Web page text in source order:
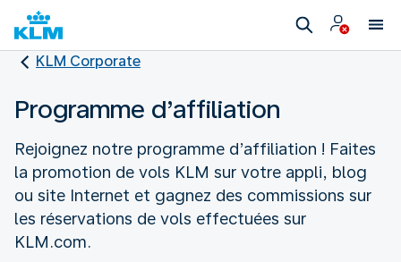
KLM Corporate
Programme d’affiliation
Rejoignez notre programme d’affiliation ! Faites
la promotion de vols KLM sur votre appli, blog
ou site Internet et gagnez des commissions sur
les réservations de vols effectuées sur